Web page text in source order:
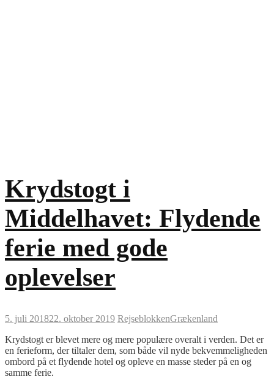
Krydstogt i
Middelhavet: Flydende
ferie med gode
oplevelser
5. juli 201822. oktober 2019 RejseblokkenGrækenland
Krydstogt er blevet mere og mere populære overalt i verden. Det er
en ferieform, der tiltaler dem, som både vil nyde bekvemmeligheden
ombord på et flydende hotel og opleve en masse steder på en og
samme ferie.